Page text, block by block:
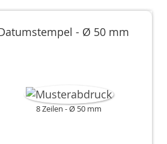
- Ø 50 mm
8 Zeilen Ø 50 mm